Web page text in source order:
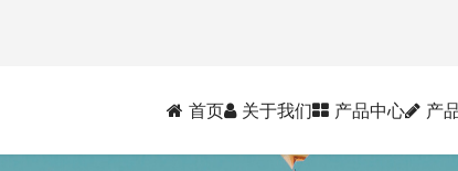
首页 关于我们 产品中心 产